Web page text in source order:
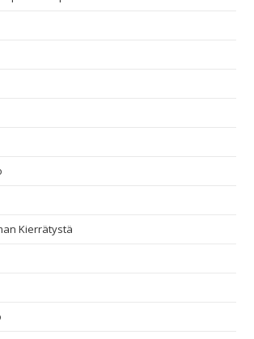
Kierrätystä